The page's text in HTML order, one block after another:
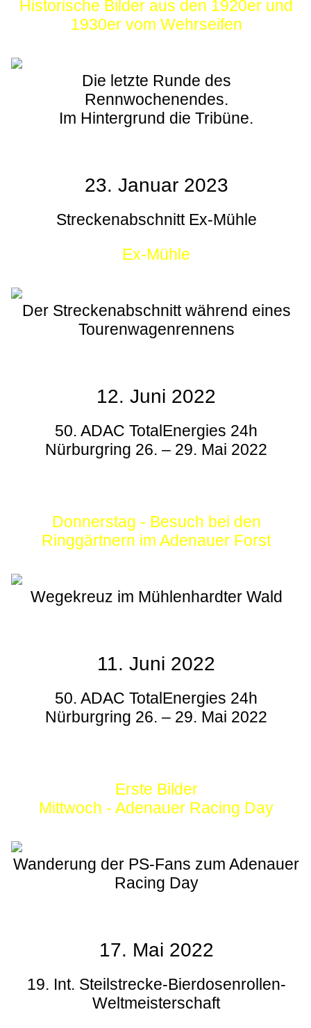
Historische Bilder aus den 1920er und
1930er vom Wehrseifen
Die letzte Runde des
Rennwochenendes.
Im Hintergrund die Tribüne.
23. Januar 2023
Streckenabschnitt Ex-Mühle
Ex-Mühle
Der Streckenabschnitt während eines
Tourenwagenrennens
12. Juni 2022
50. ADAC TotalEnergies 24h
Nürburgring 26. – 29. Mai 2022
Donnerstag - Besuch bei den
Ringgärtnern im Adenauer Forst
Wegekreuz im Mühlenhardter Wald
11. Juni 2022
50. ADAC TotalEnergies 24h
Nürburgring 26. – 29. Mai 2022
Erste Bilder
Mittwoch - Adenauer Racing Day
Wanderung der PS-Fans zum Adenauer
Racing Day
17. Mai 2022
19. Int. Steilstrecke-Bierdosenrollen-
Weltmeisterschaft